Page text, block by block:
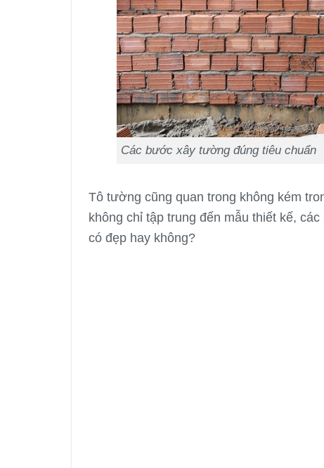
Các bước xây tường đúng tiêu chuẩn
Tô tường cũng quan trong không kém
không chỉ tập trung đến mẫu thiết kế,
có đẹp hay không?